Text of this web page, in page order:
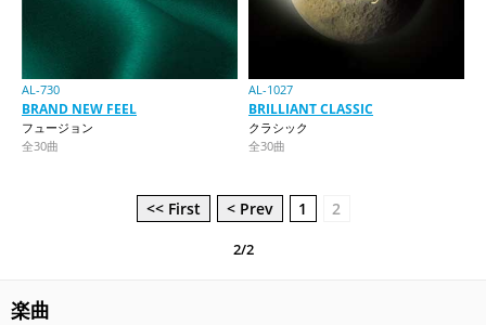
AL-730
BRAND NEW FEEL
フュージョン
全30曲
AL-1027
BRILLIANT CLASSIC
クラシック
全30曲
<< First < Prev 1 2
2/2
楽曲